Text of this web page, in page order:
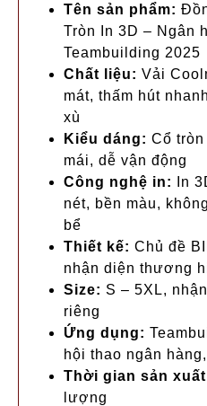
Tên sản phẩm:
Tròn In 3D – Ngân
Teambuilding 2025
Chất liệu: Vải
mát, thấm hút
xù
Kiểu dáng: Cổ
mái, dễ vận động
Công nghệ in:
In
nét, bền màu,
bể
Thiết kế: Chủ đề
nhận diện thương
Size: S – 5XL,
riêng
Ứng dụng:
hội thao ngân
Thời gian sản
lượng